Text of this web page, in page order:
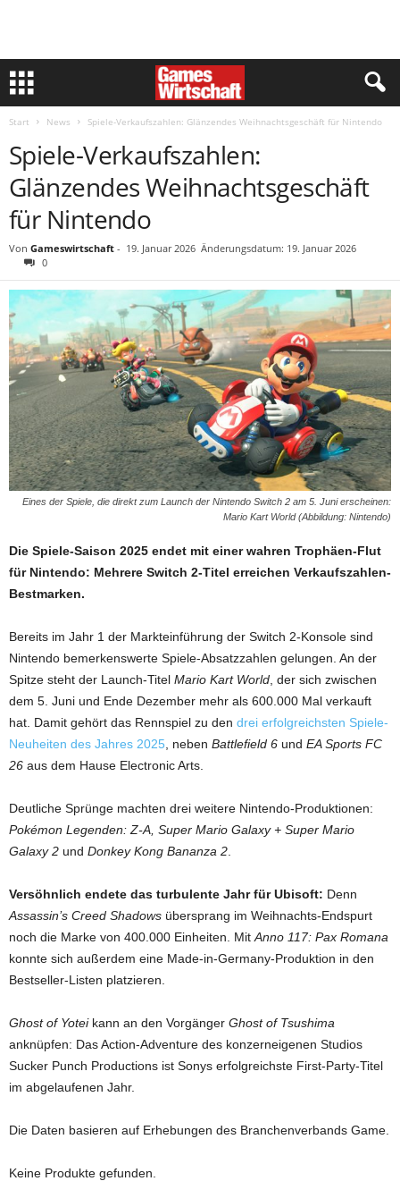
Start News Spiele-Verkaufszahlen: Glänzendes Weihnachtsgeschäft für Nintendo
Spiele-Verkaufszahlen:
Glänzendes Weihnachtsgeschäft
für Nintendo
Von Gameswirtschaft - 19. Januar 2026 Änderungsdatum: 19. Januar 2026
0
Eines der Spiele, die direkt zum Launch der Nintendo Switch 2 am 5. Juni erscheinen:
Mario Kart World (Abbildung: Nintendo)
Die Spiele-Saison 2025 endet mit einer wahren Trophäen-Flut
für Nintendo: Mehrere Switch 2-Titel erreichen Verkaufszahlen-
Bestmarken.
Bereits im Jahr 1 der Markteinführung der Switch 2-Konsole sind
Nintendo bemerkenswerte Spiele-Absatzzahlen gelungen. An der
Spitze steht der Launch-Titel Mario Kart World , der sich zwischen
dem 5. Juni und Ende Dezember mehr als 600.000 Mal verkauft
hat. Damit gehört das Rennspiel zu den drei erfolgreichsten Spiele-
Neuheiten des Jahres 2025 , neben Battlefield 6 und EA Sports FC
26 aus dem Hause Electronic Arts.
Deutliche Sprünge machten drei weitere Nintendo-Produktionen:
Pokémon Legenden: Z-A, Super Mario Galaxy + Super Mario
Galaxy 2 und Donkey Kong Bananza 2
Versöhnlich endete das turbulente Jahr für Ubisoft: Denn
Assassin’s Creed Shadows übersprang im Weihnachts-Endspurt
noch die Marke von 400.000 Einheiten. Mit Anno 117: Pax Romana
konnte sich außerdem eine Made-in-Germany-Produktion in den
Bestseller-Listen platzieren.
Ghost of Yoteikann an den Vorgänger Ghost of Tsushima
anknüpfen: Das Action-Adventure des konzerneigenen Studios
Sucker Punch Productions ist Sonys erfolgreichste First-Party-Titel
im abgelaufenen Jahr.
Die Daten basieren auf Erhebungen des Branchenverbands Game.
Keine Produkte gefunden.